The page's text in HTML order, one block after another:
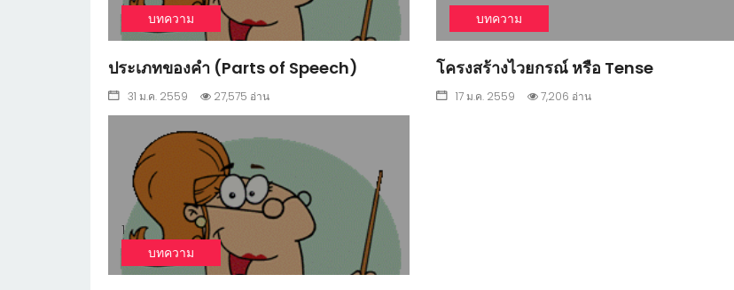
บทความ
ประเภทของคำ (Parts of Speech)
31 ม.ค. 2559 27,575 อ่าน
บทความ
โครงสร้างไวยกรณ์ หรือ Tense
17 ม.ค. 2559 7,206 อ่าน
1
บทความ